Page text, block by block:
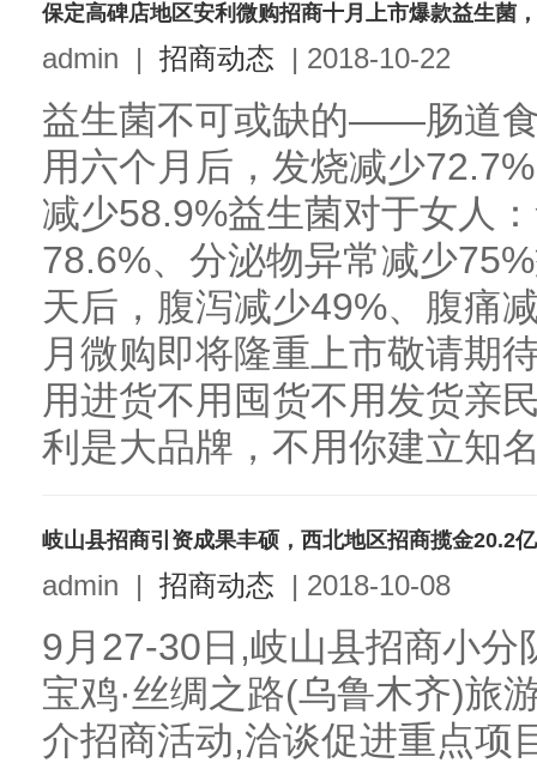
保定高碑店地区安利微购招商十月上市爆款益生菌
admin | 招商动态 | 2018-10-22
益生菌不可或缺的——肠道
用六个月后，发烧减少
减少58.9%益生菌对于女人
78.6%、分泌物异常减少
天后，腹泻减少49%、腹痛
月微购即将隆重上市敬请期
用进货不用囤货不用发货亲
利是大品牌，不用你建立知
岐山县招商引资成果丰硕，西北地区招商揽金20.2亿
admin | 招商动态 | 2018-10-08
9月27-30日,岐山县招商小
宝鸡·丝绸之路(乌鲁木齐)旅
介招商活动,洽谈促进重点项